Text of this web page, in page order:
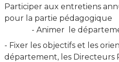
Participer aux entretiens
pour la partie pédagogique
- Animer le
- Fixer les objectifs et les
département, les Directeurs